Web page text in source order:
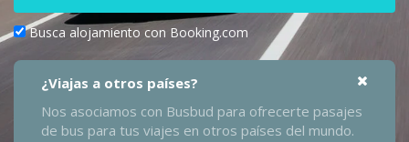
Busca alojamiento con Booking.com
¿Viajas a otros países?
Nos asociamos con Busbud para ofrecerte pasajes
de bus para tus viajes en otros países del mundo.